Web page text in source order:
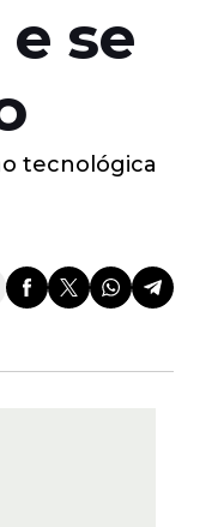
se
tecnológica